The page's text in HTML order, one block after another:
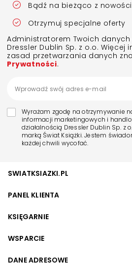
Bądź na bieżąco z
Otrzymuj specjalne oferty
Administratorem Twoich
Dressler Dublin Sp. z o.o.
zasad przetwarzania danych
Prywatności.
Wyrażam zgodę na otrzymywanie
informacji marketingowych i
działalnością Dressler Dublin Sp. z
marką Świat Książki. Jestem
każdej chwili wycofać.
SWIATKSIAZKI.PL
PANEL KLIENTA
KSIĘGARNIE
WSPARCIE
DANE ADRESOWE